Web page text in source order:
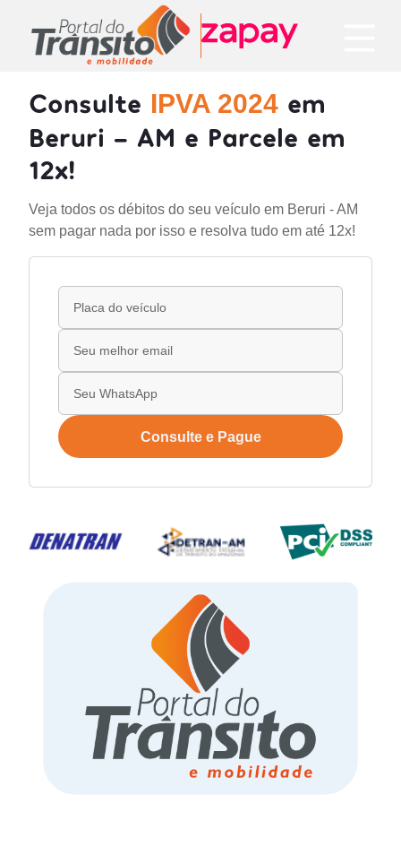
Consulte IPVA 2024 em
Beruri - AM e Parcele em
12x!
Veja todos os débitos do seu veículo em Beruri - AM
sem pagar nada por isso e resolva tudo em até 12x!
Consulte e Pague